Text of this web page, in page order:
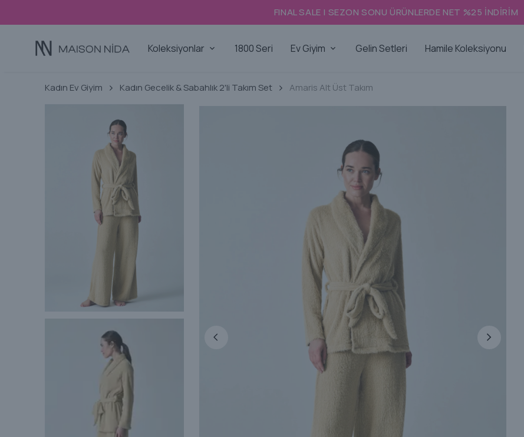
FINAL SALE | SEZON SONU ÜRÜNLERDE NET %25 İNDİRİM
Koleksiyonlar 1800 Seri Ev Giyim Gelin Setleri Hamile Koleksiyonu
Kadın Ev Giyim Kadın Gecelik & Sabahlık 2'li Takım Set Amaris Alt Üst Takım